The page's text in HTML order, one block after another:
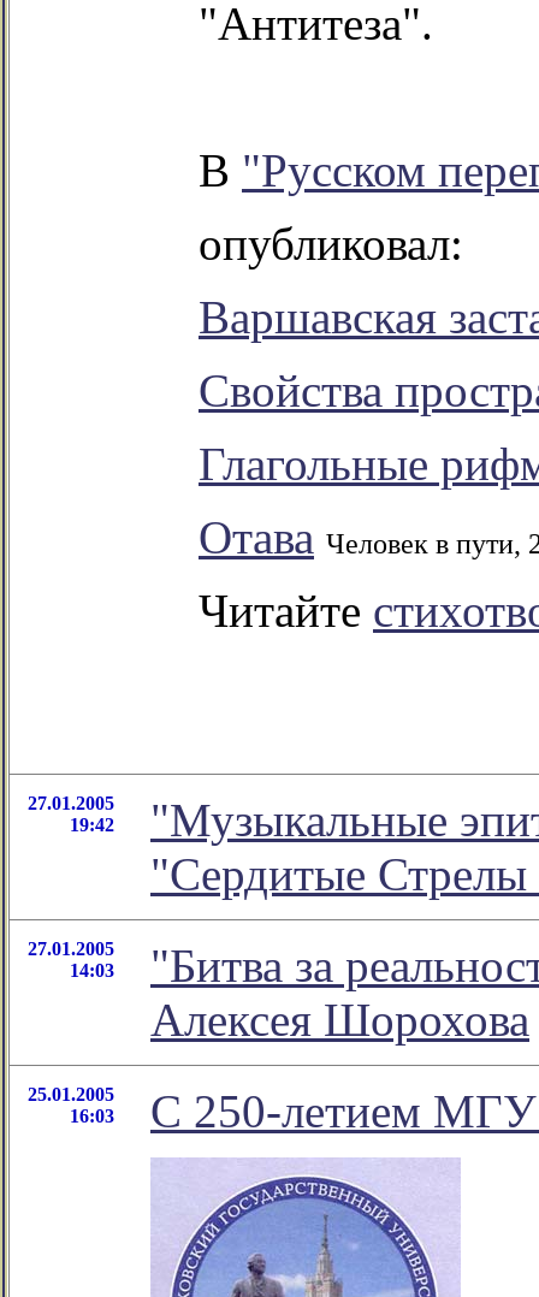
"Антитеза".
В "Русском
опубликовал:
Варшавская
Свойства
Глагольные
Отава Человек в пути,
Читайте
27.01.2005
19:42
"Музыкальные
"Сердитые
27.01.2005
14:03
"Битва за
Алексея Шорохова
25.01.2005
16:03
С 250-летием МГУ